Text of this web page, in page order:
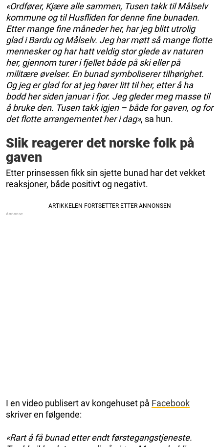
«Ordfører, Kjære alle sammen, Tusen takk til Målselv
kommune og til Husfliden for denne fine bunaden.
Etter mange fine måneder her, har jeg blitt utrolig
glad i Bardu og Målselv. Jeg har møtt så mange flotte
mennesker og har hatt veldig stor glede av naturen
her, gjennom turer i fjellet både på ski eller på
militære øvelser. En bunad symboliserer tilhørighet.
Og jeg er glad for at jeg hører litt til her, etter å ha
bodd her siden januar i fjor. Jeg gleder meg masse til
å bruke den. Tusen takk igjen – både for gaven, og for
det flotte arrangementet her i dag», sa hun.
Slik reagerer det norske folk på
gaven
Etter prinsessen fikk sin sjette bunad har det vekket
reaksjoner, både positivt og negativt.
I en video publisert av kongehuset på Facebook
skriver en følgende:
«Rart å få bunad etter endt førstegangstjeneste.